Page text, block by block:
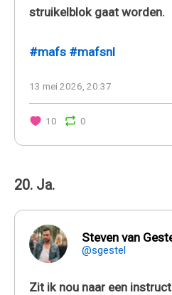
struikelblok gaat worden.
#mafs #mafsnl
13 mei 2026, 20:37
10 0
20. Ja.
Steven van
@sgestel
Zit ik nou naar een